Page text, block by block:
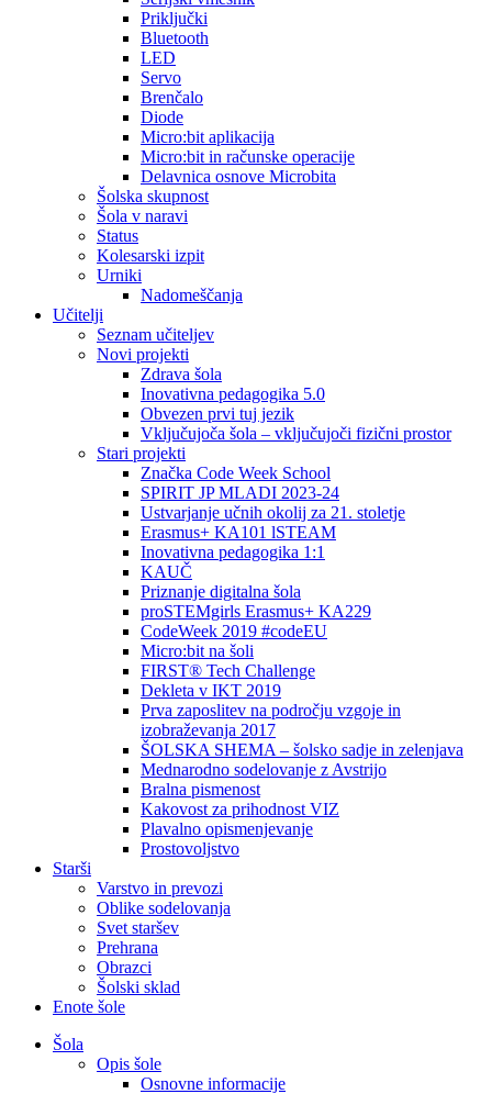
Priključki
Bluetooth
LED
Servo
Brenčalo
Diode
Micro:bit aplikacija
Micro:bit in računske operacije
Delavnica osnove Microbita
Šolska skupnost
Šola v naravi
Status
Kolesarski izpit
Urniki
Nadomeščanja
Učitelji
Seznam učiteljev
Novi projekti
Zdrava šola
Inovativna pedagogika 5.0
Obvezen prvi tuj jezik
Vključujoča šola – vključujoči fizični prostor
Stari projekti
Značka Code Week School
SPIRIT JP MLADI 2023-24
Ustvarjanje učnih okolij za 21. stoletje
Erasmus+ KA101 lSTEAM
Inovativna pedagogika 1:1
KAUČ
Priznanje digitalna šola
proSTEMgirls Erasmus+ KA229
CodeWeek 2019 #codeEU
Micro:bit na šoli
FIRST® Tech Challenge
Dekleta v IKT 2019
Prva zaposlitev na področju vzgoje in
izobraževanja 2017
ŠOLSKA SHEMA – šolsko sadje in zelenjava
Mednarodno sodelovanje z Avstrijo
Bralna pismenost
Kakovost za prihodnost VIZ
Plavalno opismenjevanje
Prostovoljstvo
Starši
Varstvo in prevozi
Oblike sodelovanja
Svet staršev
Prehrana
Obrazci
Šolski sklad
Enote šole
Šola
Opis šole
Osnovne informacije